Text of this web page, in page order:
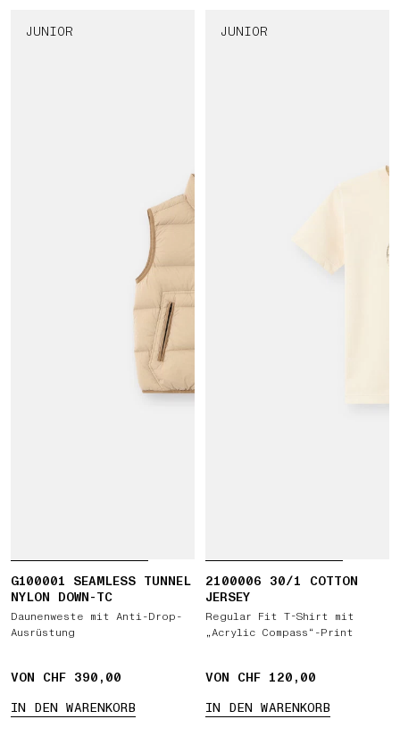
JUNIOR
G100001 SEAMLESS TUNNEL
NYLON DOWN-TC
Daunenweste mit Anti-Drop-
Ausrüstung
VON CHF 390,00
IN DEN WARENKORB
JUNIOR
2100006 30/1 COTTON
JERSEY
Regular Fit T-Shirt mit
„Acrylic Compass“-Print
VON CHF 120,00
IN DEN WARENKORB